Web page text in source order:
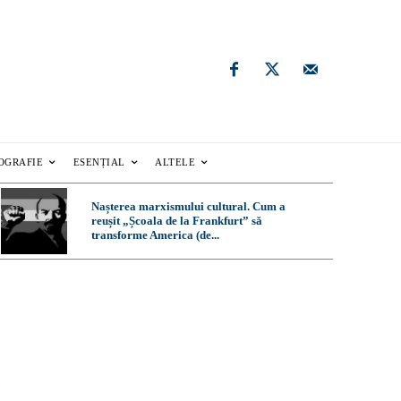
ESENȚIAL ALTELE
Nașterea marxismului cultural. Cum a
reușit „Școala de la Frankfurt” să
transforme America (de...